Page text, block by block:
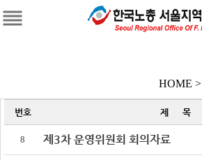
연혁
역대의장
HOME >
번호 제 목
8 제3차 운영위원회 회의자료